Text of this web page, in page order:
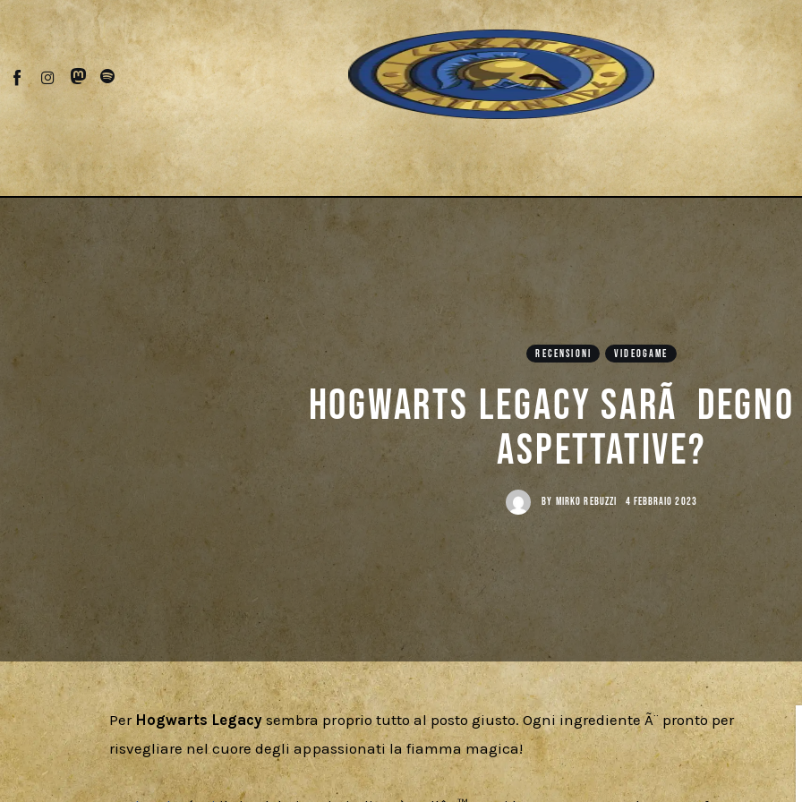
Fantascienza
Fantasy
Recensioni
Libri e fumetti
Download
RECENSIONI VIDEOGAME
Hogwarts Legacy sarÃ
aspettative?
BY MIRKO REBUZZI 4 FEBBRAIO 2023
Per Hogwarts Legacy sembra proprio tutto al posto giusto. Ogni ingrediente Ã¨ pronto per
risvegliare nel cuore degli appassionati la fiamma magica!